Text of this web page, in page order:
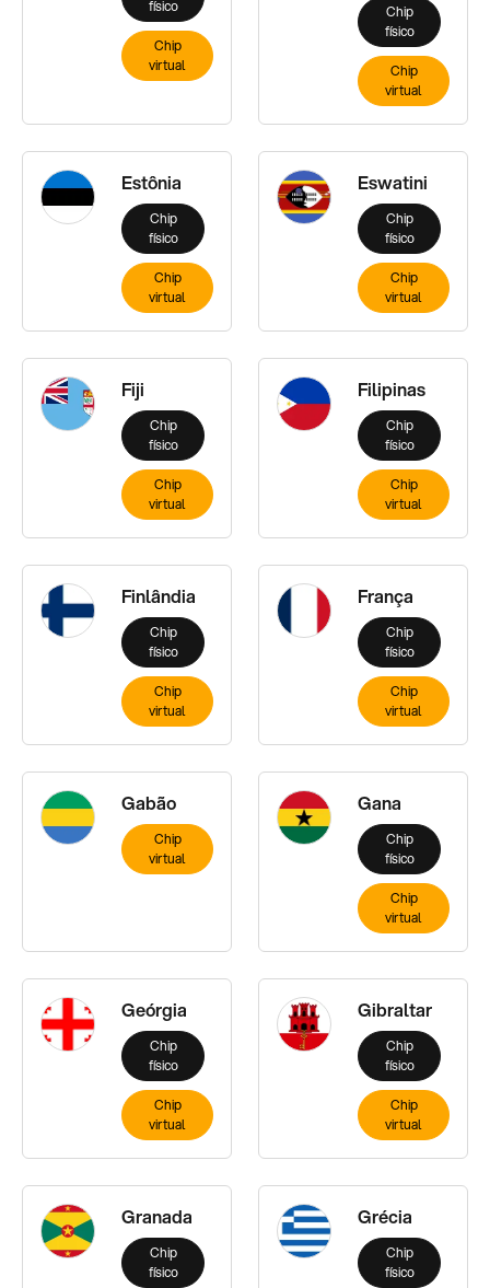
físico
Chip
virtual
Chip
físico
Chip
virtual
Estônia
Chip
físico
Chip
virtual
Eswatini
Chip
físico
Chip
virtual
Fiji
Chip
físico
Chip
virtual
Filipinas
Chip
físico
Chip
virtual
Finlândia
Chip
físico
Chip
virtual
França
Chip
físico
Chip
virtual
Gabão
Chip
virtual
Gana
Chip
físico
Chip
virtual
Geórgia
Chip
físico
Chip
virtual
Gibraltar
Chip
físico
Chip
virtual
Granada
Chip
físico
Grécia
Chip
físico